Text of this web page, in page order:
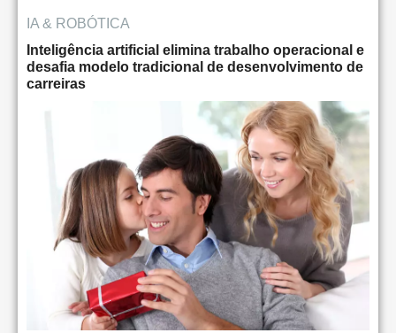
IA & ROBÓTICA
Inteligência artificial elimina trabalho operacional e
desafia modelo tradicional de desenvolvimento de
carreiras